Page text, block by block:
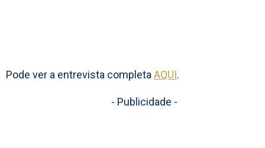
Pode ver a entrevista completa AQUI.
- Publicidade -